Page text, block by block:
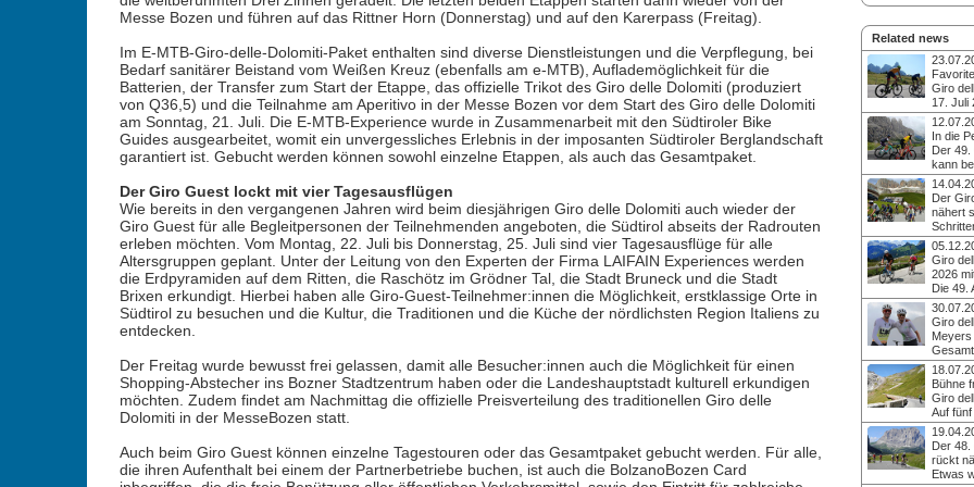
Related news
Giro
17. Juli
Der Südtiroler
Julia Jedelhauser
siegten an allen
Etappenfahrt und
souverän in der
Robert Dreu aus
Panoramastraßen
dabei und schildert
In die
Der 49.
kann
Südtirols größte
Radrundfahrt steigt
2026. Auf fünf
werden die
Berge der
gibt es ein
Bergzeitfahren.
für einzelne
Der
nähert
Ausgabe
Immer mehr
Verkehrsrouten
genießen die
Temperaturen und
Sonne. In weniger
zwar vom 13. bis
wieder die beliebte
die Dolomiten.
Teilnahmegebühr bis
Giro
2026
Die 49.
beliebten Rundfahrt
Teilstücken zum
Ortschaften und
anderen findet sie
2026 eine Woche
Einschreibungen
für radmarathon.at
wieder einen
die
Giro
Die 48. Ausgabe
Rad-Events führte
2025 rund 400
Etappen durch
der
Ehepaar Michael
aus Köln.
Bühne
Giro
Auf
von 21. bis 25. Juli
Radsportler:innen
bekannteste
darunter zum 200.
Stilfser Joch. Auch
Der 48.
rückt
Etwas
Messe Bozen und führen auf das Rittner Horn (Donnerstag) und auf den Karerpass (Freitag).
Im E-MTB-Giro-delle-Dolomiti-Paket enthalten sind diverse Dienstleistungen und die Verpflegung, bei
Bedarf sanitärer Beistand vom Weißen Kreuz (ebenfalls am e-MTB), Auflademöglichkeit für die
Batterien, der Transfer zum Start der Etappe, das offizielle Trikot des Giro delle Dolomiti (produziert
von Q36,5) und die Teilnahme am Aperitivo in der Messe Bozen vor dem Start des Giro delle Dolomiti
am Sonntag, 21. Juli. Die E-MTB-Experience wurde in Zusammenarbeit mit den Südtiroler Bike
Guides ausgearbeitet, womit ein unvergessliches Erlebnis in der imposanten Südtiroler Berglandschaft
garantiert ist. Gebucht werden können sowohl einzelne Etappen, als auch das Gesamtpaket.
Der Giro Guest lockt mit vier Tagesausflügen
Wie bereits in den vergangenen Jahren wird beim diesjährigen Giro delle Dolomiti auch wieder der
Giro Guest für alle Begleitpersonen der Teilnehmenden angeboten, die Südtirol abseits der Radrouten
erleben möchten. Vom Montag, 22. Juli bis Donnerstag, 25. Juli sind vier Tagesausflüge für alle
Altersgruppen geplant. Unter der Leitung von den Experten der Firma LAIFAIN Experiences werden
die Erdpyramiden auf dem Ritten, die Raschötz im Grödner Tal, die Stadt Bruneck und die Stadt
Brixen erkundigt. Hierbei haben alle Giro-Guest-Teilnehmer:innen die Möglichkeit, erstklassige Orte in
Südtirol zu besuchen und die Kultur, die Traditionen und die Küche der nördlichsten Region Italiens zu
entdecken.
Der Freitag wurde bewusst frei gelassen, damit alle Besucher:innen auch die Möglichkeit für einen
Shopping-Abstecher ins Bozner Stadtzentrum haben oder die Landeshauptstadt kulturell erkundigen
möchten. Zudem findet am Nachmittag die offizielle Preisverteilung des traditionellen Giro delle
Dolomiti in der MesseBozen statt.
Auch beim Giro Guest können einzelne Tagestouren oder das Gesamtpaket gebucht werden. Für alle,
die ihren Aufenthalt bei einem der Partnerbetriebe buchen, ist auch die BolzanoBozen Card